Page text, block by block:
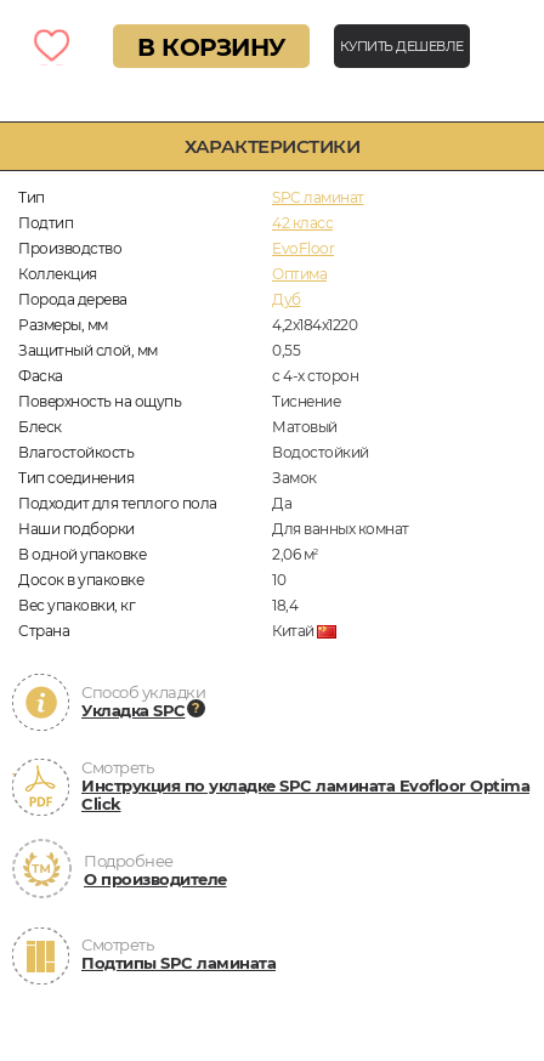
ХАРАКТЕРИСТИКИ
Тип
SPC ламинат
Подтип
42 класс
Производство
EvoFloor
Коллекция
Оптима
Порода дерева
Дуб
Размеры, мм
4,2х184х1220
Защитный слой, мм
0,55
Фаска
с 4-х сторон
Поверхность на ощупь
Тиснение
Блеск
Матовый
Влагостойкость
Водостойкий
Тип соединения
Замок
Подходит для теплого пола
Да
Наши подборки
Для ванных комнат
В одной упаковке
2,06 м2
Досок в упаковке
10
Вес упаковки, кг
18,4
Страна
Китай
Способ укладки
Укладка SPC
Смотреть
Инструкция по укладке SPC ламината Evofloor Optima
Click
Подробнее
О производителе
Смотреть
Подтипы SPC ламината
В КОРЗИНУ КУПИТЬ ДЕШЕВЛЕ